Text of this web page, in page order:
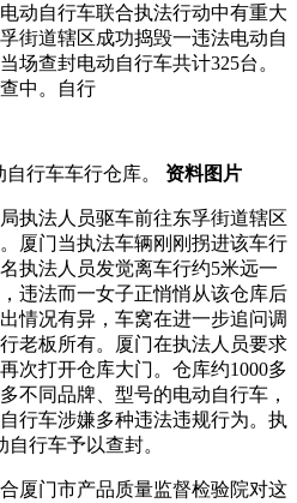
动自行车联合执法行动中有重大
街道辖区成功捣毁一违法电动自
当场查封电动自行车共计325台。
中。自行
行车车行仓库。 资料图片
执法人员驱车前往东孚街道辖区
厦门当执法车辆刚刚拐进该车行
执法人员发觉离车行约5米远一
违法而一女子正悄悄从该仓库后
情况有异，车窝在进一步追问调
老板所有。厦门在执法人员要求
次打开仓库大门。仓库约1000多
不同品牌、型号的电动自行车，
行车涉嫌多种违法违规行为。执
行车予以查封。
厦门市产品质量监督检验院对这